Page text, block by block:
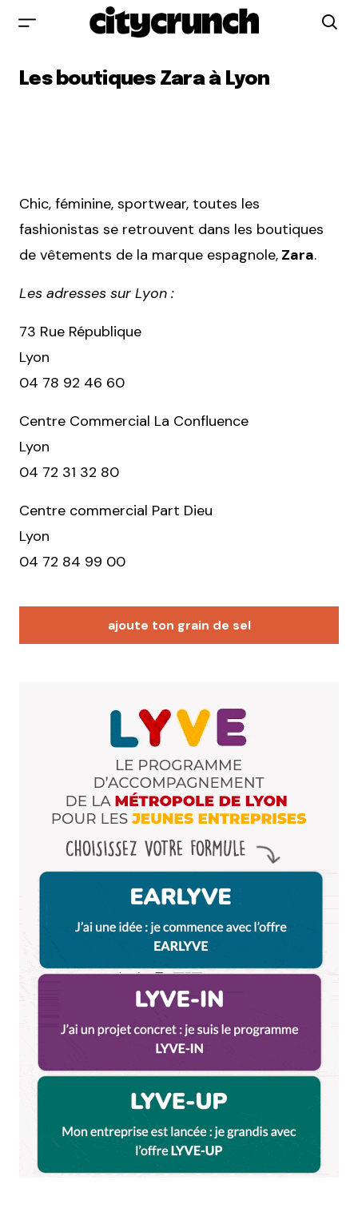
Les boutiques Zara à Lyon
Chic, féminine, sportwear, toutes les
fashionistas se retrouvent dans les boutiques
de vêtements de la marque espagnole, Zara.
Les adresses sur Lyon :
73 Rue République
Lyon
04 78 92 46 60
Centre Commercial La Confluence
Lyon
04 72 31 32 80
Centre commercial Part Dieu
Lyon
04 72 84 99 00
ajoute ton grain de sel
Votre adresse e-mail ne sera pas publiée.
champs obligatoires sont indiqués avec
Dis-nous tout
E-mail*
Enregistrer mon nom, mon e-mail et mon site dans le
navigateur pour mon prochain commentaire.
Et bim !